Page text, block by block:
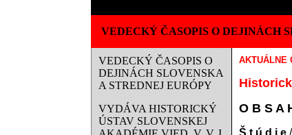
VEDECKÝ ČASOPIS O DEJINÁCH
VEDECKÝ ČASOPIS O
DEJINÁCH SLOVENSKA
A STREDNEJ EURÓPY
VYDÁVA HISTORICKÝ
ÚSTAV SLOVENSKEJ
AKTUÁLNE
O B S A
Š t ú d i e